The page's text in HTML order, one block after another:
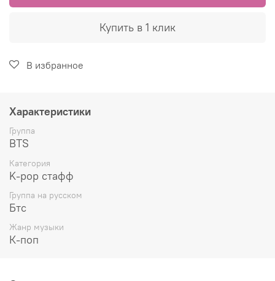
Купить в 1 клик
В избранное
Характеристики
Группа
BTS
Категория
K-pop стафф
Группа на русском
Бтс
Жанр музыки
К-поп